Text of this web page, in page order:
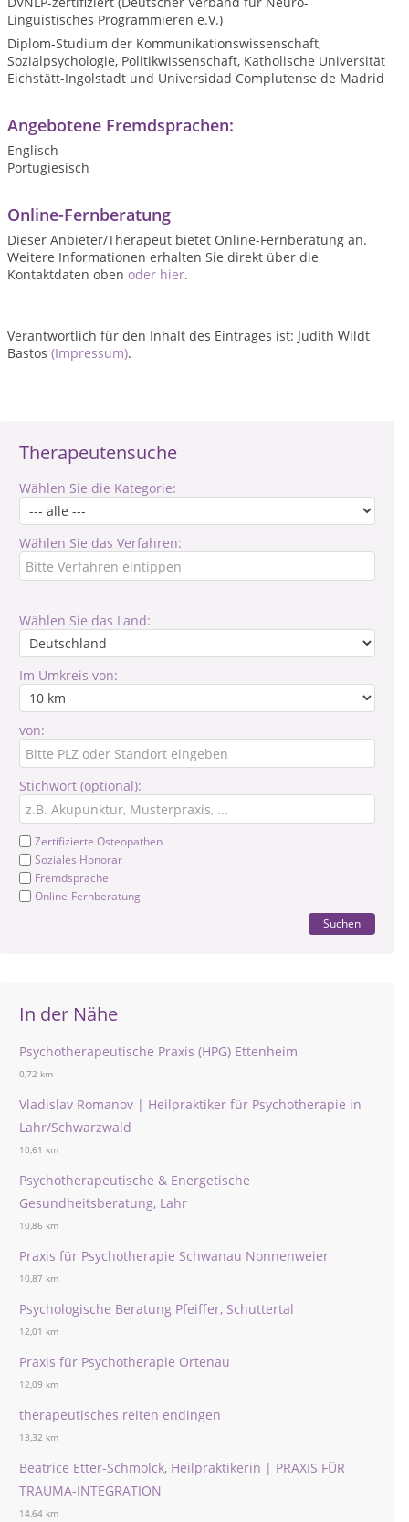
Therapeutensuche
Wählen Sie die Kategorie:
Wählen Sie das Verfahren:
Wählen Sie das Land:
Im Umkreis von:
von:
Stichwort (optional):
Zertifizierte Osteopathen
Soziales Honorar
Fremdsprache
Online-Fernberatung
Suchen
In der Nähe
Psychotherapeutische Praxis (HPG) Ettenheim
0,72 km
Vladislav Romanov | Heilpraktiker für Psychotherapie in
Lahr/Schwarzwald
10,61 km
Psychotherapeutische & Energetische
Gesundheitsberatung, Lahr
10,86 km
Praxis für Psychotherapie Schwanau Nonnenweier
10,87 km
Psychologische Beratung Pfeiffer, Schuttertal
12,01 km
Praxis für Psychotherapie Ortenau
12,09 km
therapeutisches reiten endingen
13,32 km
Beatrice Etter-Schmolck, Heilpraktikerin | PRAXIS FÜR
TRAUMA-INTEGRATION
14,64 km
Linguistisches Programmieren e.V.)
Diplom-Studium der Kommunikationswissenschaft,
Sozialpsychologie, Politikwissenschaft, Katholische Universität
Eichstätt-Ingolstadt und Universidad Complutense de Madrid
Angebotene Fremdsprachen:
Englisch
Portugiesisch
Online-Fernberatung
Dieser Anbieter/Therapeut bietet Online-Fernberatung an.
Weitere Informationen erhalten Sie direkt über die
Kontaktdaten oben oder hier.
Verantwortlich für den Inhalt des Eintrages ist: Judith Wildt
Bastos (Impressum).